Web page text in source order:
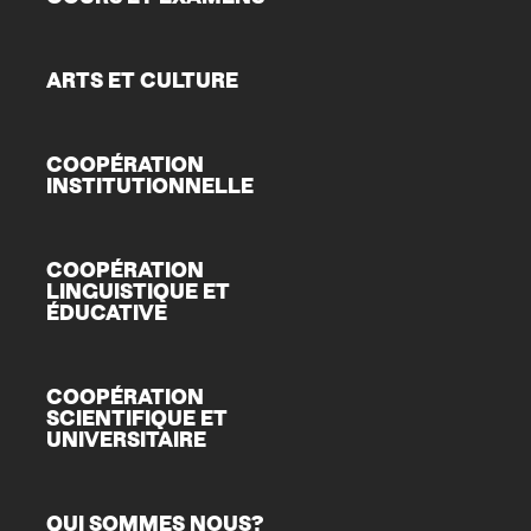
ARTS ET CULTURE
COOPÉRATION
INSTITUTIONNELLE
COOPÉRATION
LINGUISTIQUE ET
ÉDUCATIVE
COOPÉRATION
SCIENTIFIQUE ET
UNIVERSITAIRE
QUI SOMMES NOUS?